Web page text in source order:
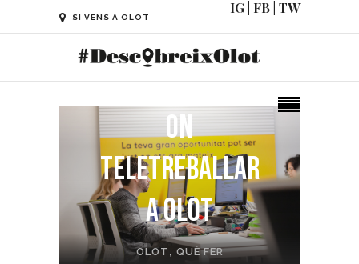
SI VENS A OLOT
IG FB TW
On
teletreballar
a Olot
OLOT , QUÈ FER